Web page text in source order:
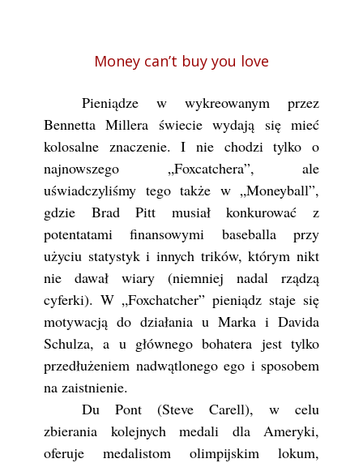
Money can’t buy you love
Pieniądze w wykreowanym przez
Bennetta Millera świecie wydają się mieć
kolosalne znaczenie. I nie chodzi tylko o
najnowszego „Foxcatchera”, ale
uświadczyliśmy tego także w „Moneyball”,
gdzie Brad Pitt musiał konkurować z
potentatami finansowymi baseballa przy
użyciu statystyk i innych trików, którym nikt
nie dawał wiary (niemniej nadal rządzą
cyferki). W „Foxchatcher” pieniądz staje się
motywacją do działania u Marka i Davida
Schulza, a u głównego bohatera jest tylko
przedłużeniem nadwątlonego ego i sposobem
na zaistnienie.
Du Pont (Steve Carell), w celu
zbierania kolejnych medali dla Ameryki,
oferuje medalistom olimpijskim lokum,